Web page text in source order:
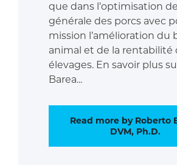
que dans l’optimisation
générale des porcs avec
mission l’amélioration du
animal et de la rentabilité
élevages. En savoir plus
Barea...
Read more by Roberto
DVM, Ph.D.